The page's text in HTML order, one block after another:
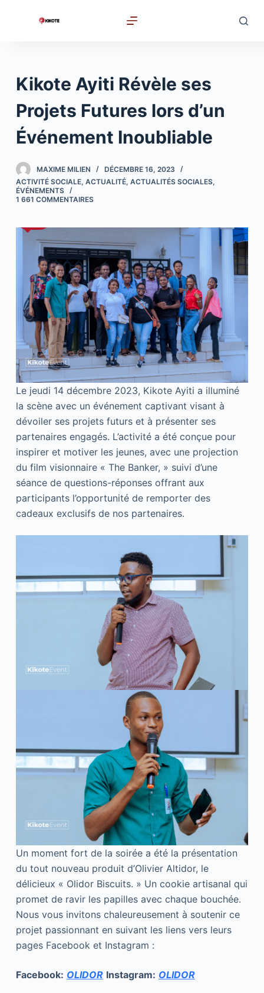
e
a
n
e
u
Kikote Ayiti Révèle ses
Projets Futures lors d’un
Événement Inoubliable
MAXIME MILIEN
DÉCEMBRE 16, 2023
ACTIVITÉ SOCIALE, ACTUALITÉ, ACTUALITÉS SOCIALES,
ÉVÉNEMENTS
1 661 COMMENTAIRES
Le jeudi 14 décembre 2023, Kikote Ayiti a illuminé
la scène avec un événement captivant visant à
dévoiler ses projets futurs et à présenter ses
partenaires engagés. L’activité a été conçue pour
inspirer et motiver les jeunes, avec une projection
du film visionnaire « The Banker, » suivi d’une
séance de questions-réponses offrant aux
participants l’opportunité de remporter des
cadeaux exclusifs de nos partenaires.
Un moment fort de la soirée a été la présentation
du tout nouveau produit d’Olivier Altidor, le
délicieux « Olidor Biscuits. » Un cookie artisanal qui
promet de ravir les papilles avec chaque bouchée.
Nous vous invitons chaleureusement à soutenir ce
projet passionnant en suivant les liens vers leurs
pages Facebook et Instagram :
Facebook: OLIDOR Instagram: OLIDOR